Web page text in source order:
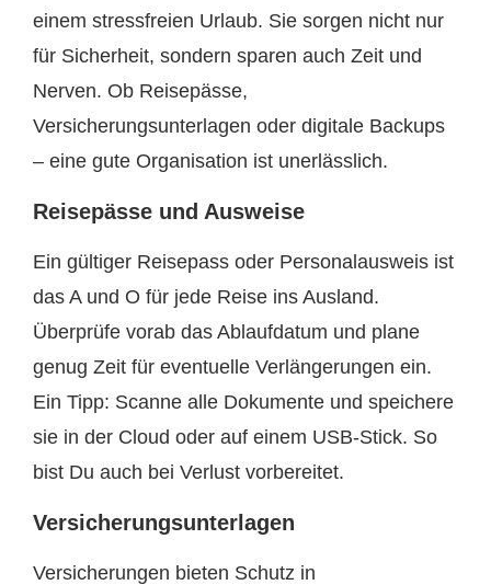
einem stressfreien Urlaub. Sie sorgen nicht nur
für Sicherheit, sondern sparen auch Zeit und
Nerven. Ob Reisepässe,
Versicherungsunterlagen oder digitale Backups
– eine gute Organisation ist unerlässlich.
Reisepässe und Ausweise
Ein gültiger Reisepass oder Personalausweis ist
das A und O für jede Reise ins Ausland.
Überprüfe vorab das Ablaufdatum und plane
genug Zeit für eventuelle Verlängerungen ein.
Ein Tipp: Scanne alle Dokumente und speichere
sie in der Cloud oder auf einem USB-Stick. So
bist Du auch bei Verlust vorbereitet.
Versicherungsunterlagen
Versicherungen bieten Schutz in